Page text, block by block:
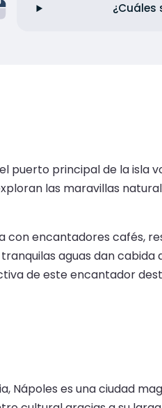
¿Cuáles
puerto principal de la isla
las maravillas
con encantadores cafés,
tranquilas aguas dan
de este encantador
Nápoles es una ciudad